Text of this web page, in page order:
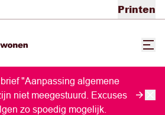
Printen
"Aanpassing algemene
niet meegestuurd. Excuses
zo spoedig mogelijk.